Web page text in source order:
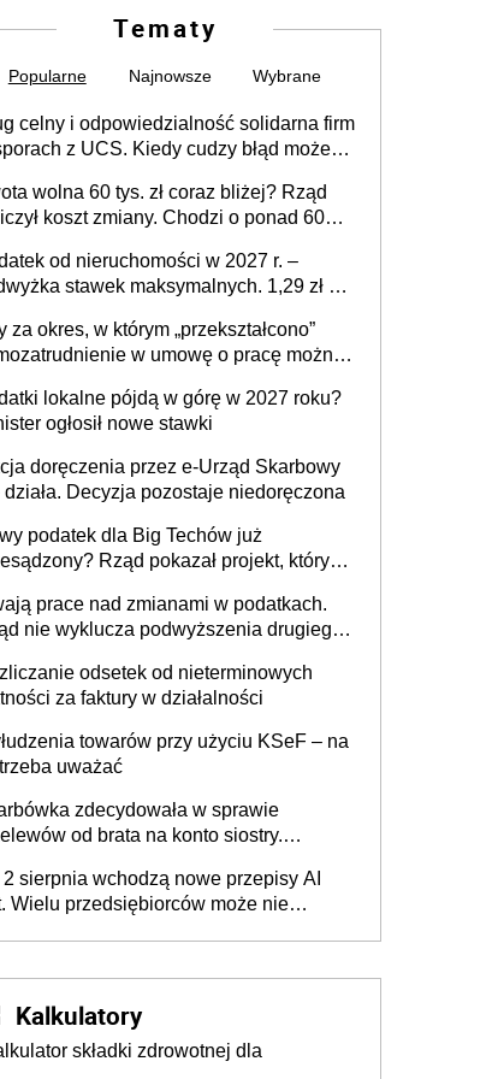
Tematy
Popularne Najnowsze Wybrane
celny i odpowiedzialność solidarna firm
z UCS. Kiedy cudzy błąd może
wolna 60 tys. zł coraz bliżej? Rząd
koszt zmiany. Chodzi o ponad 60
od nieruchomości w 2027 r. –
stawek maksymalnych. 1,29 zł za
i lokali związanych z
działalności gospodarczej
za okres, w którym „przekształcono”
w umowę o pracę można
cywilnoprawnej jedynym
wyjściem
lokalne pójdą w górę w 2027 roku?
ogłosił nowe stawki
doręczenia przez e-Urząd Skarbowy
działa. Decyzja pozostaje niedoręczona
podatek dla Big Techów już
Rząd pokazał projekt, który
prace nad zmianami w podatkach.
nie wyklucza podwyższenia drugiego
odsetek od nieterminowych
za faktury w działalności
towarów przy użyciu KSeF – na
uważać
zdecydowała w sprawie
od brata na konto siostry.
ale podatku jednak nie będzie
2 sierpnia wchodzą nowe przepisy AI
Wielu przedsiębiorców może nie
Kalkulatory
składki zdrowotnej dla